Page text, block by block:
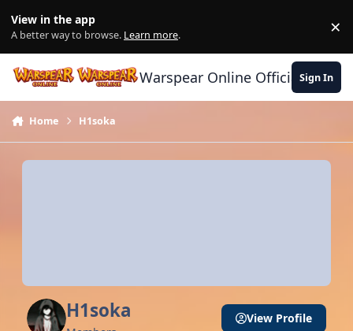
View in the app
A better way to browse. Learn more. ×
Warspear Online Official Forum
Sign In
Home H1soka
H1soka View Profile